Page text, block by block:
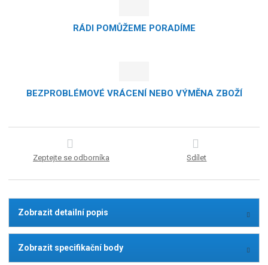
RÁDI POMŮŽEME PORADÍME
BEZPROBLÉMOVÉ VRÁCENÍ NEBO VÝMĚNA ZBOŽÍ
Zeptejte se odborníka Sdílet
Zobrazit detailní popis
Zobrazit specifikační body